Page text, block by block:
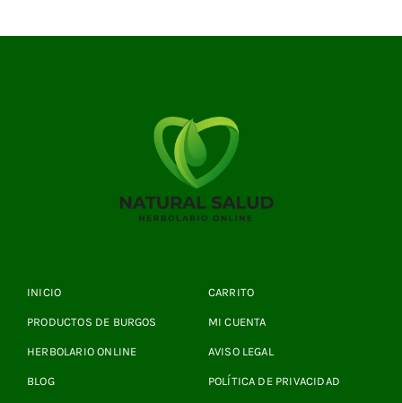
INICIO
PRODUCTOS DE BURGOS
HERBOLARIO ONLINE
BLOG
CARRITO
MI CUENTA
AVISO LEGAL
POLÍTICA DE PRIVACIDAD